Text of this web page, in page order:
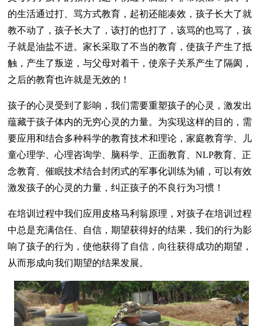
的生活通过打、骂方式教育，起初还能凑效，孩子长大了就
教不动了，孩子长大了，该打的也打了，该骂的也骂了，孩
子就是油盐不进。家长采取了不当的教育，使孩子产生了抵
触，产生了叛逆，与父母对着干，使亲子关系产生了隔阂，
之后的教育也许就是无效的！
孩子的心灵受到了影响，我们需要重塑孩子的心灵，激发出
蕴藏于孩子体内的无穷心灵的力量。为实现这样的目的，需
要应用和结合多种科学的教育技术和理论，家庭教育学、儿
童心理学、心理咨询学、脑科学、正面教育、NLP教育、正
念教育、催眠技术结合封闭式的军事化训练为辅，可以有效
激发孩子的心灵的力量，纠正孩子的不良行为习惯！
在培训过程中我们应用皮格马利翁原理，对孩子在培训过程
中总是充满信任、自信，期望获得好的结果，我们的行为影
响了孩子的行为，使他获得了自信，向往获得成功的期望，
从而形成向我们期望的结果发展。